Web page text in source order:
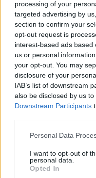
processing of your
targeted advertising by
section to confirm your
opt-out request is
interest-based ads
us or personal
your opt-out. You may
disclosure of your
IAB’s list of downstream
also be disclosed by us
Downstream Participants
Please note that this
not limited to your visit or
grant or deny consent to
use your data for below
Personal Data
I want to opt-out of
personal data.
Opted In